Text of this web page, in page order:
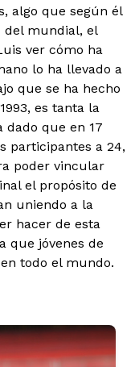
algo que según él
del mundial, el
ver cómo ha
lo ha llevado a
que se ha hecho
es tanta la
dado que en 17
participantes a 24,
poder vincular
el propósito de
uniendo a la
hacer de esta
que jóvenes de
todo el mundo.